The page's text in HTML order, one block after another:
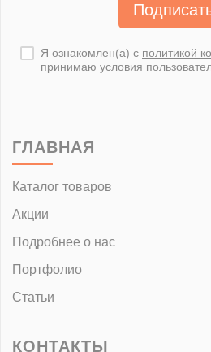
Я ознакомлен(а) с политикой
принимаю условия
ГЛАВНАЯ
Каталог товаров
Акции
Подробнее о нас
Портфолио
Статьи
КОНТАКТЫ